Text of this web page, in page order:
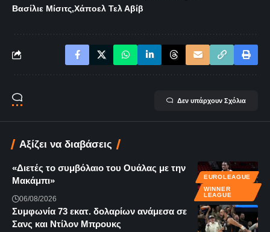
Βασίλιε Μίσιτς Χάποελ Τελ Αβίβ
Δεν υπάρχουν Σχόλια
Αξίζει να διαβάσεις
EUROLEAGUE
WINNER
LEAGUE
«Διετές το συμβόλαιο του Ουάλας με την
Μακάμπι»
06/08/2026
Συμφωνία 73 εκατ. δολαρίων ανάμεσα σε
Σανς και Ντίλον Μπρουκς